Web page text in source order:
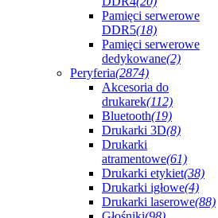
Pamięci serwerowe
DDR5(18)
Pamięci serwerowe
dedykowane(2)
Peryferia(2874)
Akcesoria do
drukarek(112)
Bluetooth(19)
Drukarki 3D(8)
Drukarki
atramentowe(61)
Drukarki etykiet(38)
Drukarki igłowe(4)
Drukarki laserowe(88)